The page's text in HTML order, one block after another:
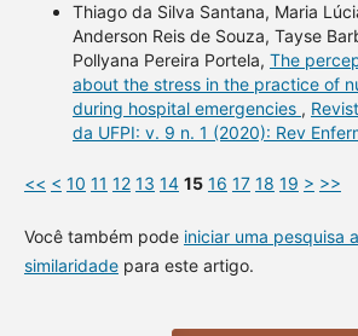
Thiago da Silva Santana, Maria
Anderson Reis de Souza, Tayse
Pollyana Pereira Portela, The
about the stress in the practice of
during hospital emergencies ,
da UFPI: v. 9 n. 1 (2020): Rev
<< < 10 11 12 13 14 15 16 17 18 19 > >>
Você também pode iniciar uma pesquisa
similaridadepara este artigo.